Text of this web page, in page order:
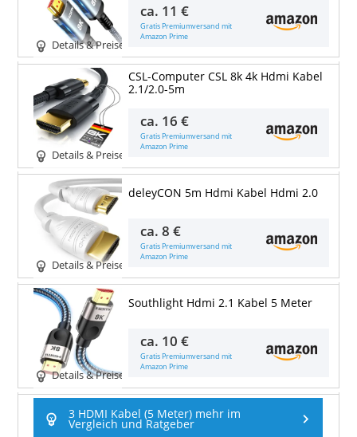
Details & Preise
ca. 11 €
Gratis Premiumversand mit
Amazon Prime
Details & Preise
CSL-Computer CSL 8k 4k Hdmi Kabel
2.1/2.0-5m
ca. 16 €
Gratis Premiumversand mit
Amazon Prime
Details & Preise
deleyCON 5m Hdmi Kabel Hdmi 2.0
ca.8 €
Gratis Premiumversand mit
Amazon Prime
Details & Preise
Southlight Hdmi 2.1 Kabel 5 Meter
ca. 10 €
Gratis Premiumversand mit
Amazon Prime
3 HDMI Kabel (5 Meter) mehr im
Vergleich und Ratgeber